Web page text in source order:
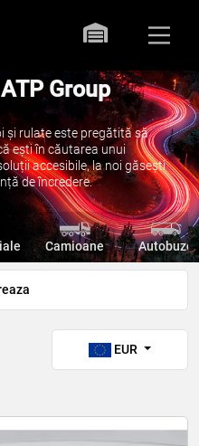
Group
și rulate este pregătită să
ești în căutarea unui
accesibile, la noi găsești
de încredere.
Camioane Autobuze
EUR